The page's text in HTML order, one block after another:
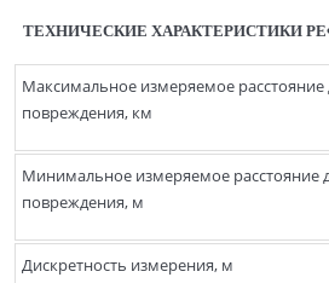
ТЕХНИЧЕСКИЕ ХАРАКТЕРИСТИКИ
Максимальное измеряемое расстояние
повреждения, км
Минимальное измеряемое расстояние
повреждения, м
Дискретность измерения, м